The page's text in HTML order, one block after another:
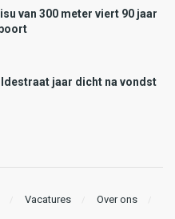
van 300 meter viert 90 jaar
jaar dicht na vondst
Vacatures
Over ons